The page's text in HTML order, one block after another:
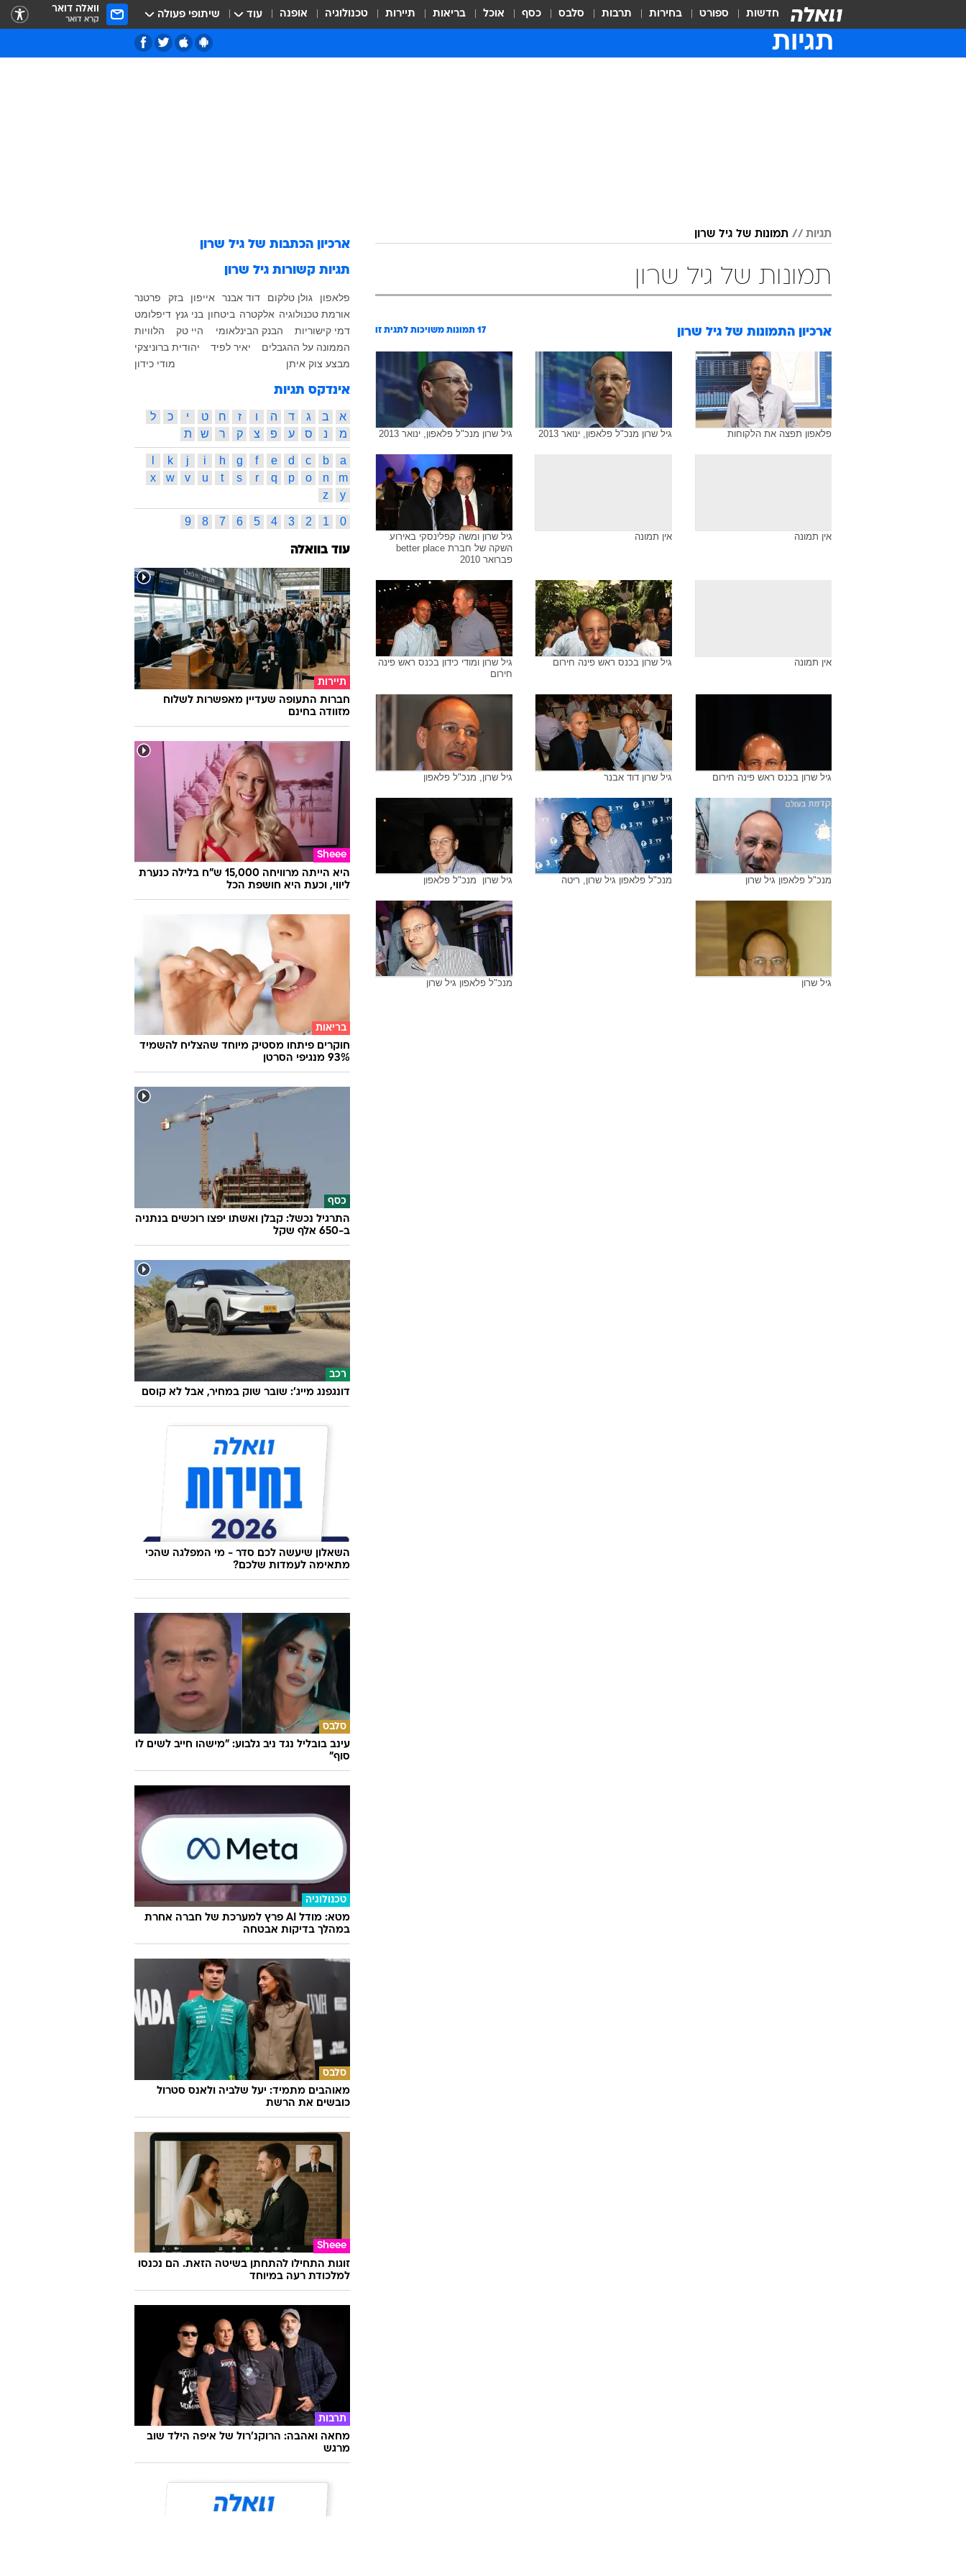
חדשות ספורט בחירות תרבות סלבס כסף אוכל בריאות תיירות טכנולוגיה אופנה עוד שיתופי פעולה וואלה דואר
קרא דואר
תגיות
תגיות תמונות של גיל שרון
תמונות של גיל שרון
ארכיון התמונות של גיל שרון 17 תמונות משויכות לתגית זו
פלאפון תפצה את הלקוחות גיל שרון מנכ"ל פלאפון, ינואר 2013 גיל שרון מנכ"ל פלאפון, ינואר 2013
אין תמונה אין תמונה
גיל שרון ומשה קפלינסקי באירוע
השקה של חברת better place
פברואר 2010
אין תמונה גיל שרון בכנס ראש פינה חירום
גיל שרון ומודי כידון בכנס ראש פינה
חירום
גיל שרון בכנס ראש פינה חירום גיל שרון דוד אבנר גיל שרון, מנכ"ל פלאפון
מנכ"ל פלאפון גיל שרון מנכ"ל פלאפון גיל שרון, ריטה גיל שרון  מנכ"ל פלאפון
גיל שרון מנכ"ל פלאפון גיל שרון
ארכיון הכתבות של גיל שרון
תגיות קשורות גיל שרון
פלאפון גולן טלקום דוד אבנר אייפון בזק
פרטנר
אורמת טכנולוגיה אלקטרה ביטחון בני גנץ דיפלומט
דמי קישוריות
הבנק הבינלאומי היי טק
הלוויות
הממונה על ההגבלים
יאיר לפיד
יהודית ברוניצקי
מבצע צוק איתן
מודי כידון
אינדקס תגיות
א ב ג ד ה ו ז ח ט י כ
ל
מ
נ ס ע פ צ ק ר ש ת
a
b
c
d
e
f
g
h
i
j
k
m
n
o
p
q
r
s
t
u
v
w
x
y
z
0
1
2
3
4
5
6
7
8
9
עוד בוואלה
תיירות
חברות התעופה שעדיין מאפשרות לשלוח
מזוודה בחינם
Sheee
היא הייתה מרוויחה 15,000 ש"ח בלילה כנערת
ליווי, וכעת היא חושפת הכל
בריאות
חוקרים פיתחו מסטיק מיוחד שהצליח להשמיד
93% מנגיפי הסרטן
כסף
התרגיל נכשל: קבלן ואשתו יפצו רוכשים בנתניה
ב-650 אלף שקל
רכב
דונגפנג מייג': שובר שוק במחיר, אבל לא קוסם
השאלון שיעשה לכם סדר - מי המפלגה שהכי
מתאימה לעמדות שלכם?
סלבס
עינב בובליל נגד ניב גלבוע: "מישהו חייב לשים לו
סוף"
טכנולוגיה
מטא: מודל AI פרץ למערכת של חברה אחרת
במהלך בדיקות אבטחה
סלבס
מאוהבים מתמיד: יעל שלביה ולאנס סטרול
כובשים את הרשת
Sheee
זוגות התחילו להתחתן בשיטה הזאת. הם נכנסו
למלכודת רעה במיוחד
תרבות
מחאה ואהבה: הרוקנ'רול של איפה הילד שוב
מרגש